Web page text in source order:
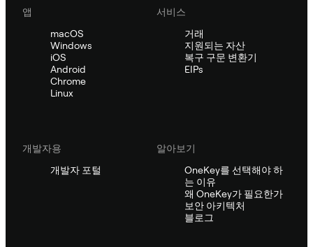
앱
macOS
Windows
iOS
Android
Chrome
Linux
서비스
거래
지원되는 자산
복구 구문 변환기
EIPs
개발자용
개발자 포털
알아보기
OneKey를 선택해야 하
는 이유
왜 OneKey가 필요한가
보안 아키텍처
블로그